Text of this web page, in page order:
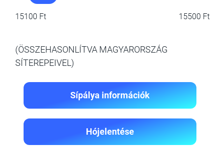
15100 Ft 15500 Ft
(ÖSSZEHASONLÍTVA MAGYARORSZÁG
SÍTEREPEIVEL)
Sípálya információk
Hójelentése